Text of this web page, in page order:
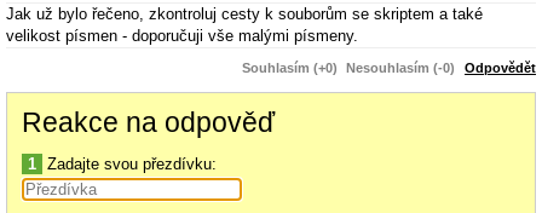
Jak už bylo řečeno, zkontroluj cesty k souborům se skriptem a také
velikost písmen - doporučuji vše malými písmeny.
Souhlasím (+0) Nesouhlasím (-0) Odpovědět
Reakce na odpověď
1 Zadajte svou přezdívku: